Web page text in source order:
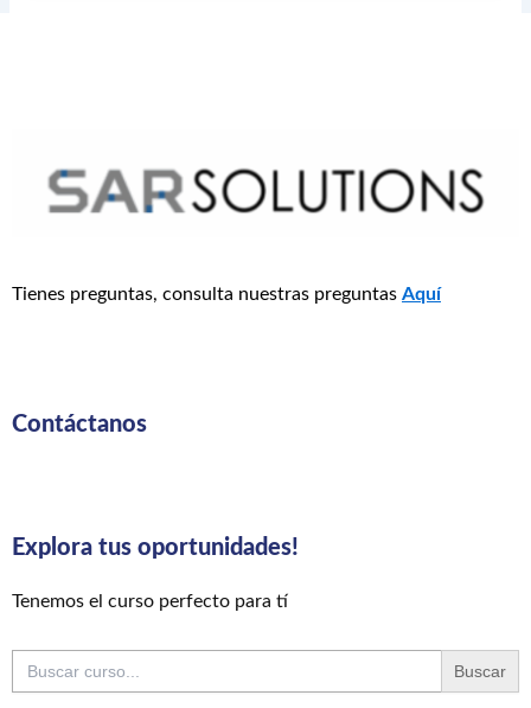
Tienes preguntas, consulta nuestras preguntas Aquí
Contáctanos
Explora tus oportunidades!
Tenemos el curso perfecto para tí
Buscar: